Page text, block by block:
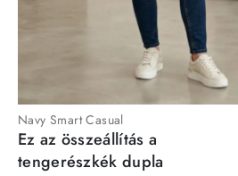
Navy Smart Casual
Ez az összeállítás a
tengerészkék dupla